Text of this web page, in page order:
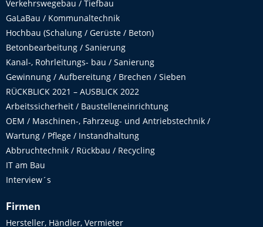
Verkehrswegebau / Tiefbau
GaLaBau / Kommunaltechnik
Hochbau (Schalung / Gerüste / Beton)
Betonbearbeitung / Sanierung
Kanal-, Rohrleitungs- bau / Sanierung
Gewinnung / Aufbereitung / Brechen / Sieben
RÜCKBLICK 2021 – AUSBLICK 2022
Arbeitssicherheit / Baustelleneinrichtung
OEM / Maschinen-, Fahrzeug- und Antriebstechnik /
Wartung / Pflege / Instandhaltung
Abbruchtechnik / Rückbau / Recycling
IT am Bau
Interview´s
Firmen
Hersteller, Händler, Vermieter